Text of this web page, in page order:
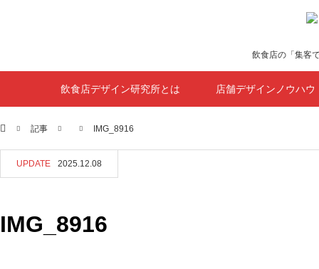
飲食店の「集客
飲食店デザイン研究所とは 店舗デザインノウハウ
ホーム記事 IMG_8916
UPDATE 2025.12.08
IMG_8916